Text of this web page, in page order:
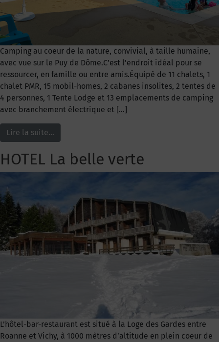
Camping au coeur de la nature, convivial, à taille humaine,
avec vue sur le Puy de Dôme.C’est l’endroit idéal pour se
ressourcer, en famille ou entre amis.Équipé de 11 chalets, 1
chalet PMR, 15 mobil-homes, 2 cabanes insolites, 2 tentes de
4 personnes, 1 Tente Lodge et 13 emplacements de camping
avec branchement électrique et […]
Lire la suite…
HOTEL La belle verte
L’hôtel-bar-restaurant est situé à la Loge des Gardes entre
Roanne et Vichy, à 1000 mètres d’altitude en plein coeur de